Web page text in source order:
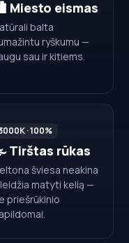
Miesto eismas
balta
ryškumu —
sau ir kitiems.
· 100%
Tirštas rūkas
šviesa neakina
matyti kelią —
priešrūkinio